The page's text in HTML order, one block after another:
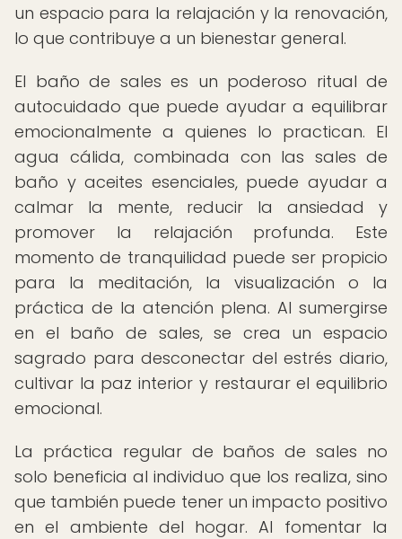
un espacio para la relajación y la renovación,
lo que contribuye a un bienestar general.
El baño de sales es un poderoso ritual de
autocuidado que puede ayudar a equilibrar
emocionalmente a quienes lo practican. El
agua cálida, combinada con las sales de
baño y aceites esenciales, puede ayudar a
calmar la mente, reducir la ansiedad y
promover la relajación profunda. Este
momento de tranquilidad puede ser propicio
para la meditación, la visualización o la
práctica de la atención plena. Al sumergirse
en el baño de sales, se crea un espacio
sagrado para desconectar del estrés diario,
cultivar la paz interior y restaurar el equilibrio
emocional.
La práctica regular de baños de sales no
solo beneficia al individuo que los realiza, sino
que también puede tener un impacto positivo
en el ambiente del hogar. Al fomentar la